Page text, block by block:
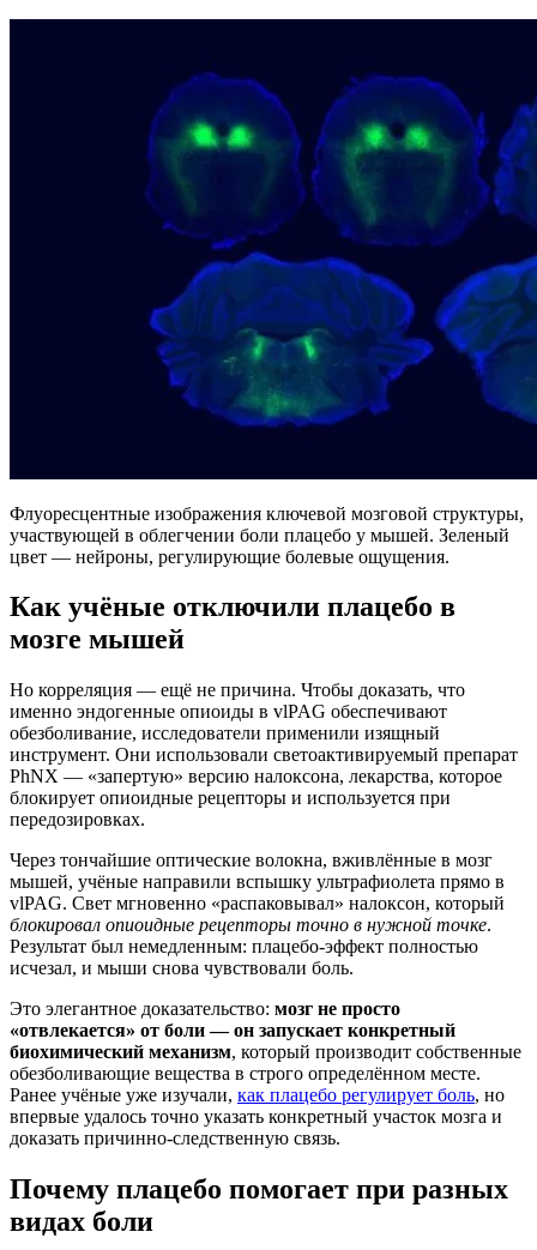
Флуоресцентные изображения ключевой мозговой структуры,
участвующей в облегчении боли плацебо у мышей. Зеленый
цвет — нейроны, регулирующие болевые ощущения.
Как учёные отключили плацебо в
мозге мышей
Но корреляция — ещё не причина. Чтобы доказать, что
именно эндогенные опиоиды в vlPAG обеспечивают
обезболивание, исследователи применили изящный
инструмент. Они использовали светоактивируемый препарат
PhNX — «запертую» версию налоксона, лекарства, которое
блокирует опиоидные рецепторы и используется при
передозировках.
Через тончайшие оптические волокна, вживлённые в мозг
мышей, учёные направили вспышку ультрафиолета прямо в
vlPAG. Свет мгновенно «распаковывал» налоксон, который
блокировал опиоидные рецепторы точно в нужной точке.
Результат был немедленным: плацебо-эффект полностью
исчезал, и мыши снова чувствовали боль.
Это элегантное доказательство: мозг не просто
«отвлекается» от боли — он запускает конкретный
биохимический механизм, который производит собственные
обезболивающие вещества в строго определённом месте.
Ранее учёные уже изучали, как плацебо регулирует боль, но
впервые удалось точно указать конкретный участок мозга и
доказать причинно-следственную связь.
Почему плацебо помогает при разных
видах боли